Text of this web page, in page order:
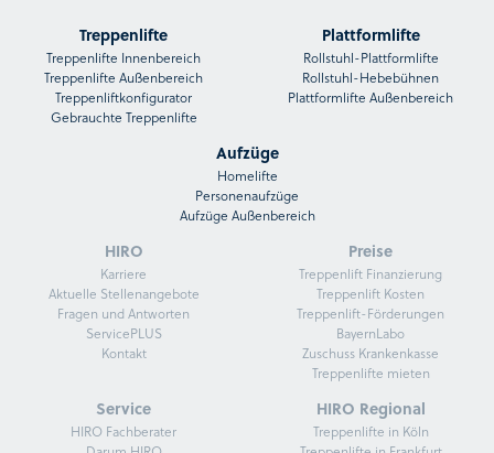
Treppenlifte
Treppenlifte Innenbereich
Treppenlifte Außenbereich
Treppenliftkonfigurator
Gebrauchte Treppenlifte
Plattformlifte
Rollstuhl-Plattformlifte
Rollstuhl-Hebebühnen
Plattformlifte Außenbereich
Aufzüge
Homelifte
Personenaufzüge
Aufzüge Außenbereich
HIRO
Karriere
Aktuelle Stellenangebote
Fragen und Antworten
ServicePLUS
Kontakt
Preise
Treppenlift Finanzierung
Treppenlift Kosten
Treppenlift-Förderungen
BayernLabo
Zuschuss Krankenkasse
Treppenlifte mieten
Service
HIRO Fachberater
HIRO Regional
Treppenlifte in Köln